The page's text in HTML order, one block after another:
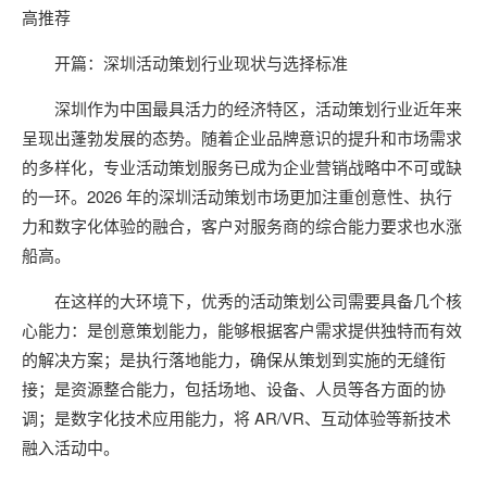
高推荐
开篇：深圳活动策划行业现状与选择标准
深圳作为中国最具活力的经济特区，活动策划行业近年来
呈现出蓬勃发展的态势。随着企业品牌意识的提升和市场需求
的多样化，专业活动策划服务已成为企业营销战略中不可或缺
的一环。2026 年的深圳活动策划市场更加注重创意性、执行
力和数字化体验的融合，客户对服务商的综合能力要求也水涨
船高。
在这样的大环境下，优秀的活动策划公司需要具备几个核
心能力：是创意策划能力，能够根据客户需求提供独特而有效
的解决方案；是执行落地能力，确保从策划到实施的无缝衔
接；是资源整合能力，包括场地、设备、人员等各方面的协
调；是数字化技术应用能力，将 AR/VR、互动体验等新技术
融入活动中。